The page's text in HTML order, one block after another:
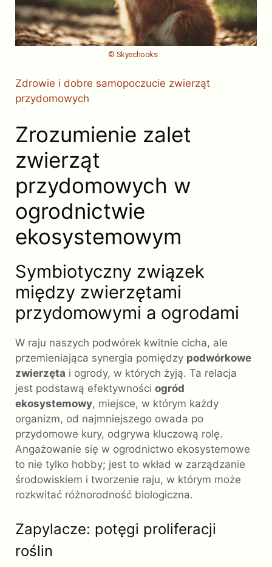
© Skyechooks
Zdrowie i dobre samopoczucie zwierząt
przydomowych
Zrozumienie zalet
zwierząt
przydomowych w
ogrodnictwie
ekosystemowym
Symbiotyczny związek
między zwierzętami
przydomowymi a ogrodami
W raju naszych podwórek kwitnie cicha, ale
przemieniająca synergia pomiędzy podwórkowe
zwierzęta i ogrody, w których żyją. Ta relacja
jest podstawą efektywności ogród
ekosystemowy, miejsce, w którym każdy
organizm, od najmniejszego owada po
przydomowe kury, odgrywa kluczową rolę.
Angażowanie się w ogrodnictwo ekosystemowe
to nie tylko hobby; jest to wkład w zarządzanie
środowiskiem i tworzenie raju, w którym może
rozkwitać różnorodność biologiczna.
Zapylacze: potęgi proliferacji
roślin